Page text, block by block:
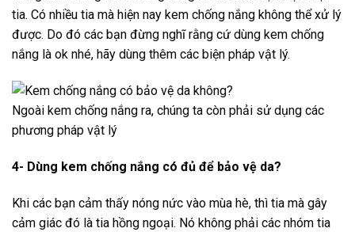
tia. Có nhiều tia mà hiện nay kem chống nắng không thể xử lý
được. Do đó các bạn đừng nghĩ rằng cứ dùng kem chống
nắng là ok nhé, hãy dùng thêm các biện pháp vật lý.
Ngoài kem chống nắng ra, chúng ta còn phải sử dụng các
phương pháp vật lý
4- Dùng kem chống nắng có đủ để bảo vệ da?
Khi các bạn cảm thấy nóng nức vào mùa hè, thì tia mà gây
cảm giác đó là tia hồng ngoại. Nó không phải các nhóm tia